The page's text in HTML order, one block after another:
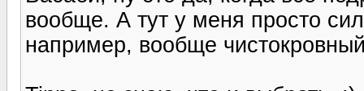
вообще. А тут у меня просто
например, вообще